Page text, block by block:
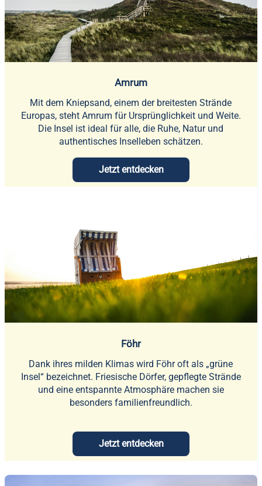
Amrum
Mit dem Kniepsand, einem der breitesten Strände
Europas, steht Amrum für Ursprünglichkeit und Weite.
Die Insel ist ideal für alle, die Ruhe, Natur und
authentisches Inselleben schätzen.
Jetzt entdecken
Föhr
Dank ihres milden Klimas wird Föhr oft als „grüne
Insel“ bezeichnet. Friesische Dörfer, gepflegte Strände
und eine entspannte Atmosphäre machen sie
besonders familienfreundlich.
Jetzt entdecken